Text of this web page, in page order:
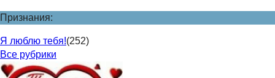
Признания:
Я люблю тебя!(252)
Все рубрики